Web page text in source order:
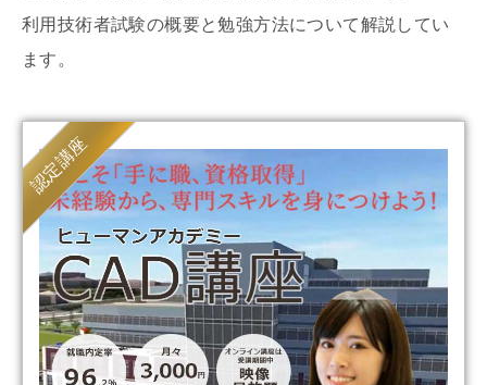
利用技術者試験の概要と勉強方法について解説してい
ます。
認定講座